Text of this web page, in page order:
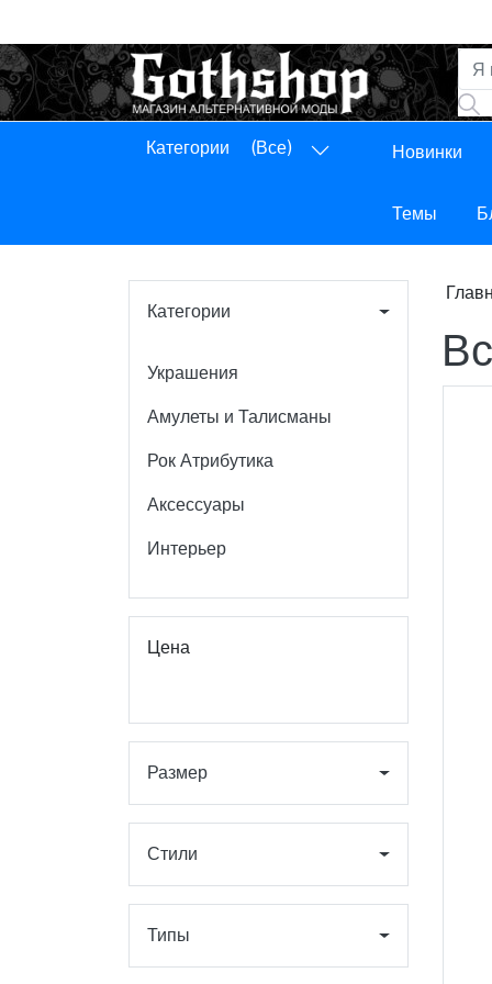
Панель управления
Категории (Все) Новинки
Темы
Категории
Украшения
Амулеты и Талисманы
Рок Атрибутика
Аксессуары
Интерьер
Цена
Размер
Стили
Типы